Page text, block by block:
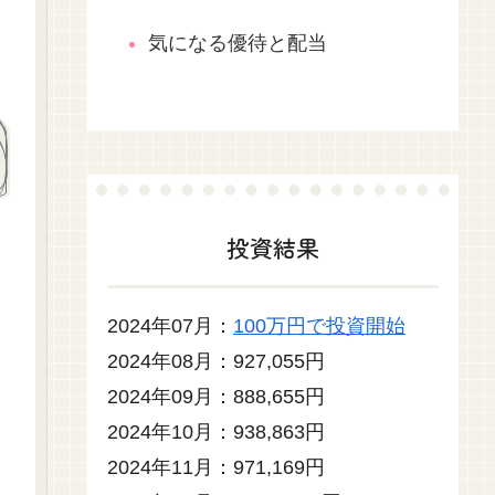
気になる優待と配当
投資結果
2024年07月： 100万円で投資開始
2024年08月：927,055円
2024年09月：888,655円
2024年10月：938,863円
2024年11月：971,169円